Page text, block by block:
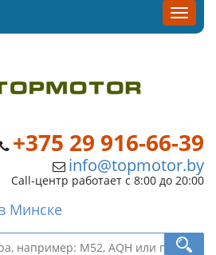
+375 29 916-66-39
info@topmotor.by
Call-центр работает с 8:00 до 20:00
Минске